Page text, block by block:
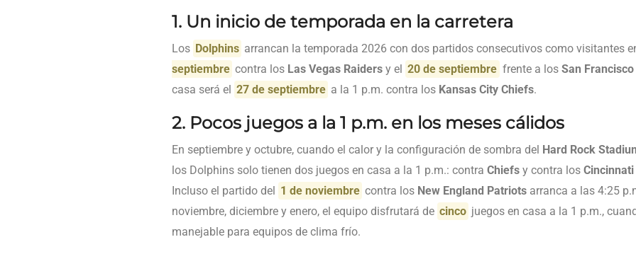
1. Un inicio de temporada en la carretera
Los Dolphins arrancan la temporada 2026 con dos partidos consecutivos como visitantes
septiembre contra los Las Vegas Raiders y el 20 de septiembre frente a los San
casa será el 27 de septiembre a la 1 p.m. contra los Kansas City Chiefs.
2. Pocos juegos a la 1 p.m. en los meses cálidos
En septiembre y octubre, cuando el calor y la configuración de sombra del Hard Rock
los Dolphins solo tienen dos juegos en casa a la 1 p.m.: contra Chiefs y contra los
Incluso el partido del
1 de noviembre contra los New England Patriots arranca a las 4:25
noviembre, diciembre y enero, el equipo disfrutará de cinco juegos en casa a la 1 p.m.,
manejable para equipos de clima frío.